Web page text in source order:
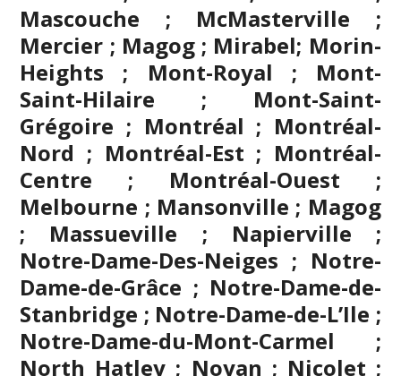
Mascouche ; McMasterville ;
Mercier ; Magog; Mirabel; Morin-
Heights ; Mont-Royal ; Mont-
Saint-Hilaire ; Mont-Saint-
Grégoire ; Montréal ; Montréal-
Nord ; Montréal-Est ; Montréal-
Centre ; Montréal-Ouest ;
Melbourne ; Mansonville ; Magog
; Massueville ; Napierville ;
Notre-Dame-Des-Neiges ; Notre-
Dame-de-Grâce ; Notre-Dame-de-
Stanbridge ; Notre-Dame-de-L’Ile ;
Notre-Dame-du-Mont-Carmel ;
North Hatley ; Noyan ; Nicolet ;